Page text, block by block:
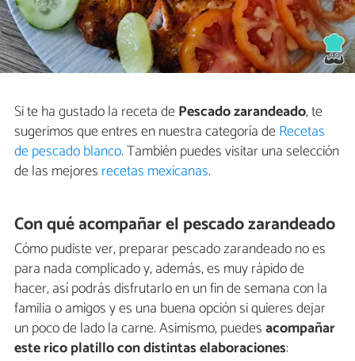
Si te ha gustado la receta dePescado zarandeado, te
sugerimos que entres en nuestra categoría deRecetas
de pescado blanco. También puedes visitar una selección
de las mejores recetas mexicanas.
Con qué acompañar el pescado zarandeado
Cómo pudiste ver, preparar pescado zarandeado no es
para nada complicado y, además, es muy rápido de
hacer, así podrás disfrutarlo en un fin de semana con la
familia o amigos y es una buena opción si quieres dejar
un poco de lado la carne. Asimismo, puedesacompañar
este rico platillo con distintas elaboraciones: